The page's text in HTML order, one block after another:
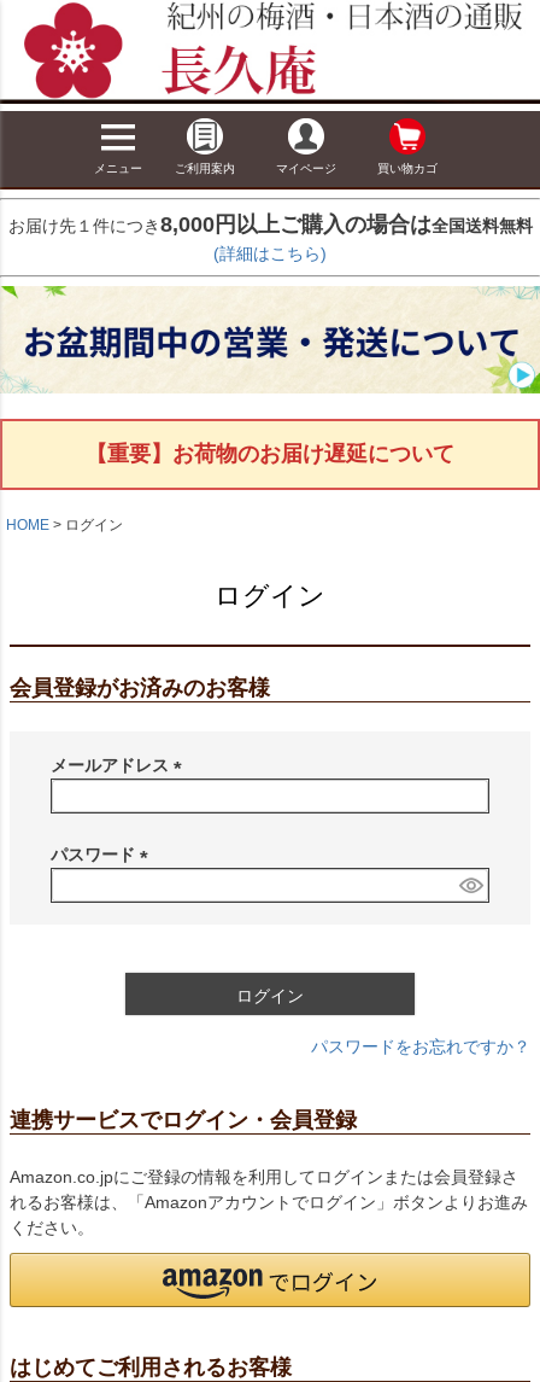
メニュー ご利用案内 マイページ 買い物カゴ
お届け先１件につき8,000円以上ご購入の場合は全国送料無料
(詳細はこちら)
【重要】お荷物のお届け遅延について
HOME ログイン
ログイン
会員登録がお済みのお客様
メールアドレス
)
パスワード
ログイン
パスワードをお忘れですか？
連携サービスでログイン・会員登録
Amazon.co.jpにご登録の情報を利用してログインまたは会員登録さ
れるお客様は、「Amazonアカウントでログイン」ボタンよりお進み
ください。
はじめてご利用されるお客様